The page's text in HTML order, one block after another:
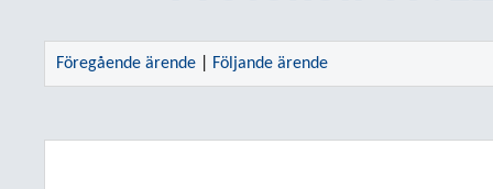
Föregående ärende Följande ärende